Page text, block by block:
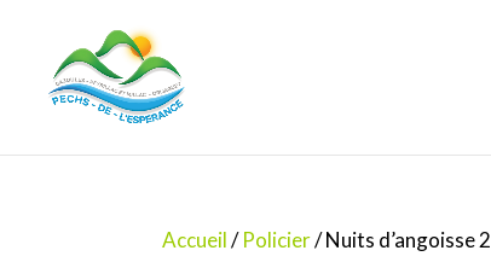
Accueil/Policier/ Nuits d’angoisse 2